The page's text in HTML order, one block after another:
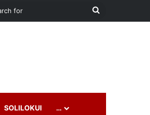
Search
SOLILOKUI …